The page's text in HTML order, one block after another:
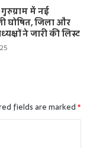
में नई
घोषित, जिला और
ने जारी की लिस्ट
fields are marked*